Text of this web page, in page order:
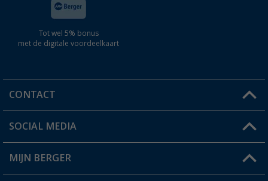
Tot wel 5% bonus
met de digitale voordeelkaart
CONTACT
Een vraag?
Winkel vinden
SOCIAL MEDIA
MIJN BERGER